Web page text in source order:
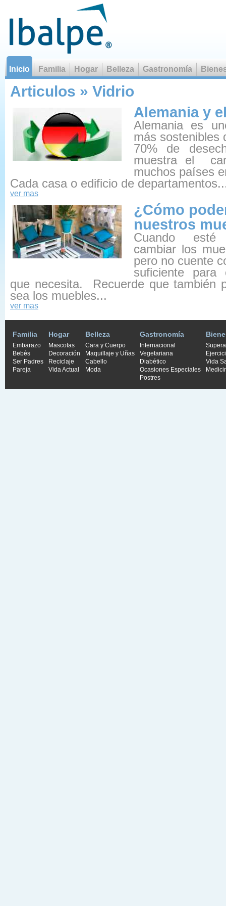
Inicio Familia Hogar Belleza Gastronomía
Articulos » Vidrio
Alemania y
Alemania es
más sostenibles
70% de
muestra el
muchos países
Cada casa o edificio de
ver mas
¿Cómo
nuestros
Cuando
cambiar los
pero no cuente
suficiente para
que necesita. Recuerde que también
sea los muebles...
ver mas
Familia
Embarazo
Bebés
Ser Padres
Pareja
Hogar
Mascotas
Decoración
Reciclaje
Vida Actual
Belleza
Cara y Cuerpo
Maquillaje y Uñas
Cabello
Moda
Gastronomía
Internacional
Vegetariana
Diabético
Ocasiones Especiales
Postres
Vida